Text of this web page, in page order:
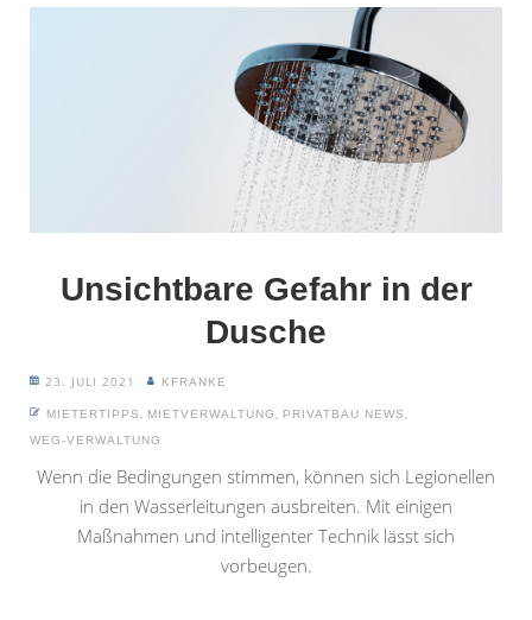
Unsichtbare Gefahr in der
Dusche
23. JULI 2021 KFRANKE
MIETERTIPPS, MIETVERWALTUNG, PRIVATBAU NEWS,
WEG-VERWALTUNG
Wenn die Bedingungen stimmen, können sich Legionellen
in den Wasserleitungen ausbreiten. Mit einigen
Maßnahmen und intelligenter Technik lässt sich
vorbeugen.